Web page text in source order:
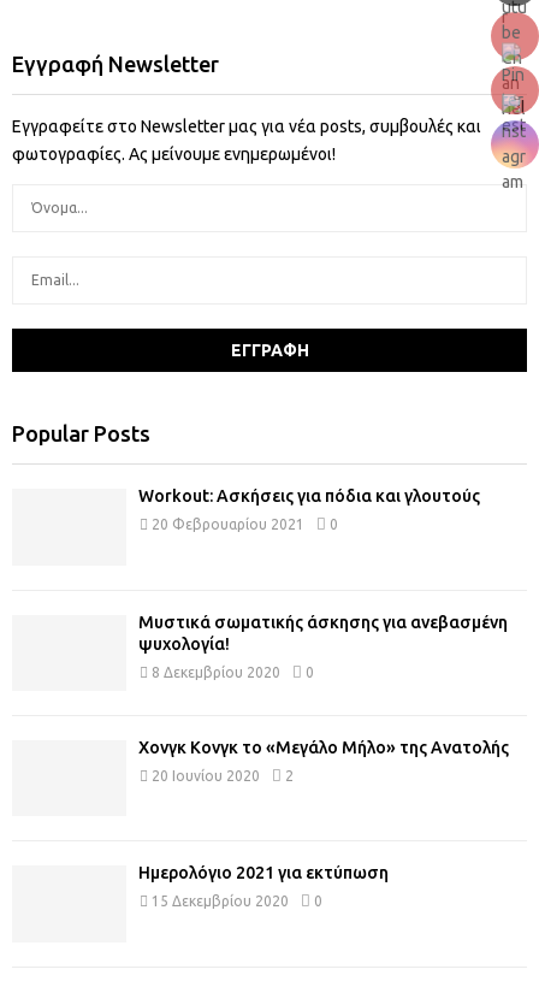
Εγγραφή Newsletter
Εγγραφείτε στο Newsletter μας για νέα posts, συμβουλές και
φωτογραφίες. Ας μείνουμε ενημερωμένοι!
Popular Posts
Workout: Ασκήσεις για πόδια και γλουτούς
20 Φεβρουαρίου 2021 0
Μυστικά σωματικής άσκησης για ανεβασμένη
ψυχολογία!
8 Δεκεμβρίου 2020 0
Χονγκ Κονγκ το «Μεγάλο Μήλο» της Ανατολής
20 Ιουνίου 2020 2
Ημερολόγιο 2021 για εκτύπωση
15 Δεκεμβρίου 2020 0